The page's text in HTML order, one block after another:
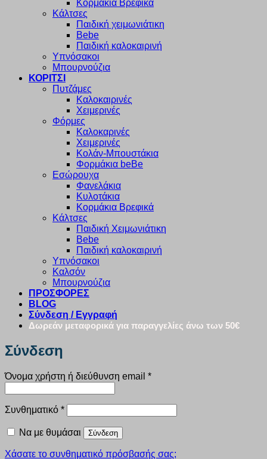
Κορμάκια Βρεφικά
Κάλτσες
Παιδική χειμωνιάτικη
Bebe
Παιδική καλοκαιρινή
Υπνόσακοι
Μπουρνούζια
ΚΟΡΙΤΣΙ
Πυτζάμες
Καλοκαιρινές
Χειμερινές
Φόρμες
Καλοκαρινές
Χειμερινές
Κολάν-Μπουστάκια
Φορμάκια beBe
Εσώρουχα
Φανελάκια
Κυλοτάκια
Κορμάκια Βρεφικά
Κάλτσες
Παιδική Χειμωνιάτικη
Bebe
Παιδική καλοκαιρινή
Υπνόσακοι
Καλσόν
Μπουρνούζια
ΠΡΟΣΦΟΡΕΣ
BLOG
Σύνδεση / Εγγραφή
Δωρεάν μεταφορικά για παραγγελίες άνω των 50€
Σύνδεση
Όνομα χρήστη ή διεύθυνση email *Απαιτείται
Συνθηματικό *Απαιτείται
Να με θυμάσαι Σύνδεση
Χάσατε το συνθηματικό πρόσβασής σας;